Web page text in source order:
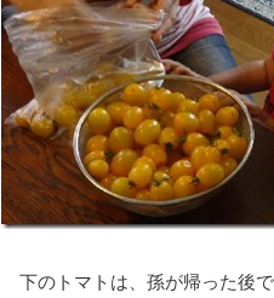
下のトマトは、孫が帰った後